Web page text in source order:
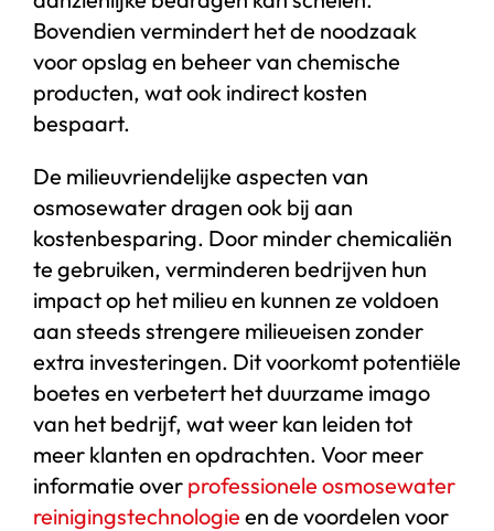
Bovendien vermindert het de noodzaak
voor opslag en beheer van chemische
producten, wat ook indirect kosten
bespaart.
De milieuvriendelijke aspecten van
osmosewater dragen ook bij aan
kostenbesparing. Door minder chemicaliën
te gebruiken, verminderen bedrijven hun
impact op het milieu en kunnen ze voldoen
aan steeds strengere milieueisen zonder
extra investeringen. Dit voorkomt potentiële
boetes en verbetert het duurzame imago
van het bedrijf, wat weer kan leiden tot
meer klanten en opdrachten. Voor meer
informatie over professionele osmosewater
reinigingstechnologie en de voordelen voor